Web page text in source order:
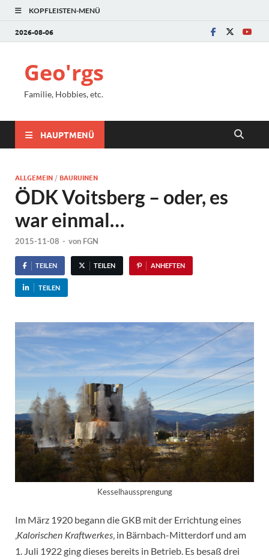
KOPFLEISTEN-MENÜ
2026-08-06
Geo'rgs
Familie, Hobbies, etc.
HAUPTMENÜ
ALLGEMEIN /BAURUINEN
ÖDK Voitsberg – oder, es
war einmal…
2015-11-08 - von FGN
TEILEN TEILEN ANHEFTEN
TEILEN
Kesselhaussprengung
Im März 1920 begann die GKB mit der Errichtung eines
Kalorischen Kraftwerkes ‚ in Bärnbach-Mitterdorf und am
1. Juli 1922 ging dieses bereits in Betrieb. Es besaß drei